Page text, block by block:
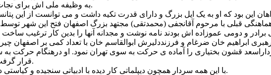
به وظیفه ملی اش برای نجات وطن از چنگال استبداد محمدعلیشاهی و بازگشت مشروطیت عمل نماید.
این بود که او به یک ایل بزرگ و دارای قدرت تکیه داشت و می توانست از این
قبلی با مرحوم آقانجفی (محمدتقی) مجتهد بزرگ اصفهان فتح این شهر
برادر و دومی عموزاده اش بودند نامه نوشت و مجدانه آنها را بدین کار ترغیب
ابراهیم خان ضرغام و فرزنددلیرش ابوالقاسم خان با تعداد کمی بر اصفهان
قشون بختیاری را آماده ی حرکت به سوی تهران نمود. او درهنگام حرکت
قرار گرفت زیراهردو قدرت استعماری یادشده وی را از ورود به تهران منع می کردند.
با این همه سردار همچون دیپلماتی کار دیده با ادبیاتی سنجیده و کیاستی دیپلماتیک به هر دو سفارت پاسخ داده آنها را با مشروطه خواهان همراه نمود.